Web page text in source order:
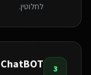
לחלוטין.
3 ChatBOT לאתרים ועסקים